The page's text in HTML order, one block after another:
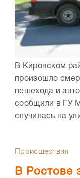
В Кировском
произошло
пешехода и
сообщили в ГУ
случилась на
Происшествия
В Ростове